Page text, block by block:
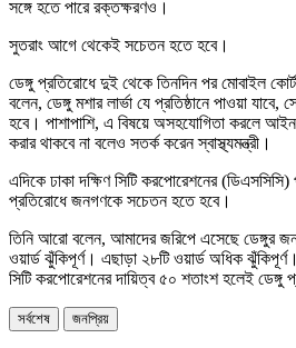
সঙ্গে হতে পারে রক্তক্ষরণও।
সুতরাং আগে থেকেই সচেতন হতে হবে।
ডেঙ্গু প্রতিরোধে দুই থেকে তিনদিন পর মোবাইল
বলেন, ডেঙ্গু মশার লার্ভা যে প্রতিষ্ঠানে পাওয়া যাবে,
হবে। পাশাপাশি, এ বিষয়ে অসহযোগিতা করলে আইন
করার থাকবে না বলেও সতর্ক করেন স্বাস্থ্যমন্ত্রী।
এদিকে ঢাকা দক্ষিণ সিটি করপোরেশনের
প্রতিরোধে জনগণকে সচেতন হতে হবে।
তিনি আরো বলেন, আমাদের জরিপে এসেছে ডেঙ্গুর
ওয়ার্ড ঝুঁকিপূর্ণ। এছাড়া ২৮টি ওয়ার্ড অধিক
সিটি করপোরেশনের দায়িত্ব ৫০ শতাংশ হলেই ডেঙ্গু
সর্বশেষ জনপ্রিয়